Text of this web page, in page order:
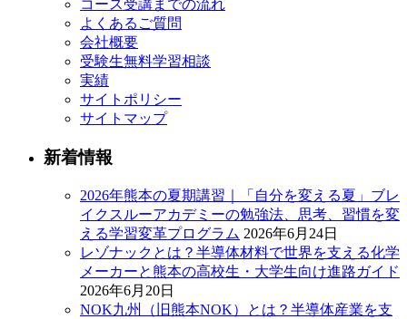
コース受講までの流れ
よくあるご質問
会社概要
受験生無料学習相談
実績
サイトポリシー
サイトマップ
新着情報
2026年熊本の夏期講習｜「自分を変える夏」ブレ
イクスルーアカデミーの勉強法、思考、習慣を変
える学習変革プログラム 2026年6月24日
レゾナックとは？半導体材料で世界を支える化学
メーカーと熊本の高校生・大学生向け進路ガイド
2026年6月20日
NOK九州（旧熊本NOK）とは？半導体産業を支